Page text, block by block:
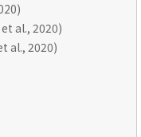
al., 2020)
al., 2020)